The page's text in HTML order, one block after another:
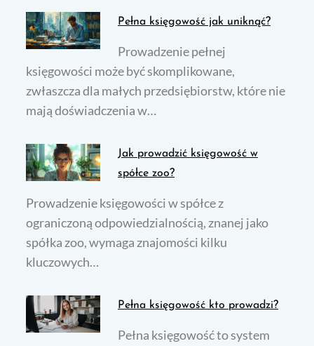
Pełna księgowość jak uniknąć?
Prowadzenie pełnej
księgowości może być skomplikowane,
zwłaszcza dla małych przedsiębiorstw, które nie
mają doświadczenia w…
Jak prowadzić księgowość w
spółce zoo?
Prowadzenie księgowości w spółce z
ograniczoną odpowiedzialnością, znanej jako
spółka zoo, wymaga znajomości kilku
kluczowych…
Pełna księgowość kto prowadzi?
Pełna księgowość to system